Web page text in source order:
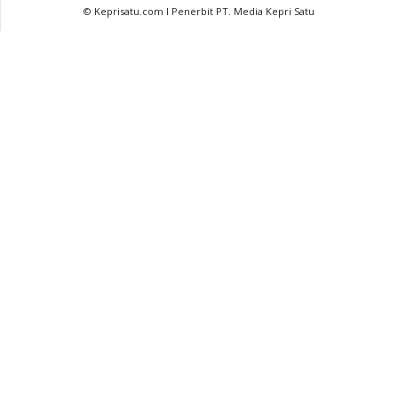
© Keprisatu.com I Penerbit PT. Media Kepri Satu